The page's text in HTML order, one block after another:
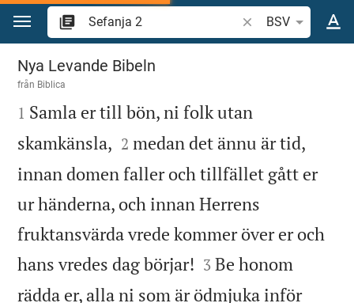
Hoppa till innehåll
Sök bibelvers eller
BSV
Sefanja 2
Nya Levande Bibeln
från Biblica

1 Samla er till bön, ni folk utan
skamkänsla, 

2 medan det ännu är tid,
innan domen faller och tillfället gått er
ur händerna, och innan Herrens
fruktansvärda vrede kommer över er och
hans vredes dag börjar! 

3 Be honom
rädda er, alla ni som är ödmjuka inför